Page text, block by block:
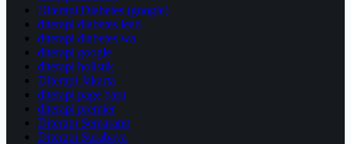
Diterapi Diabetes (google)
diterapi diabetes lead
diterapi diabetes wa
diterapi google
diterapi holistik
Diterapi Jakarta
diterapi page baru
diterapi premier
Diterapi Semarang
Diterapi Surabaya